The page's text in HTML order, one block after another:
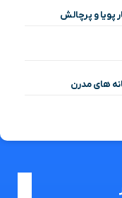
پویا و پرچالش